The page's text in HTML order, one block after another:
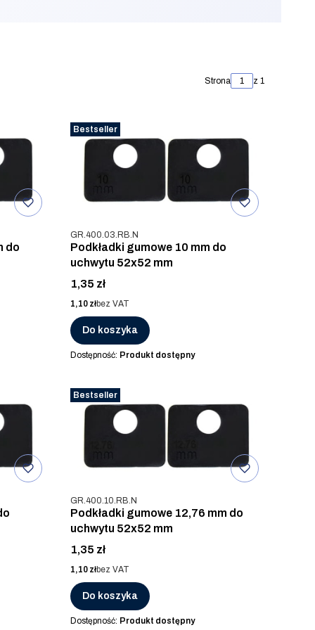
Strona z 1
do
Bestseller
Kod produktu
GR.400.03.RB.N
Podkładki gumowe 10 mm do
uchwytu 52x52 mm
Cena
1,35 zł
Cena
1,10 złbez VAT
Do koszyka
Dostępność: Produkt dostępny
Bestseller
Kod produktu
GR.400.10.RB.N
Podkładki gumowe 12,76 mm do
uchwytu 52x52 mm
Cena
1,35 zł
Cena
1,10 złbez VAT
Do koszyka
Dostępność: Produkt dostępny